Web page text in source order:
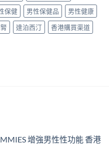
保健 男性保健品
男性健康
達泊西汀 香港購買渠道
增強男性性功能 香港